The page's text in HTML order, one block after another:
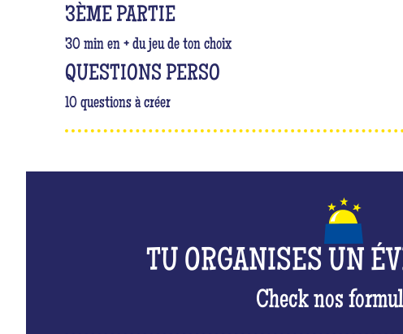
3ÈME PARTIE
30 min en + du jeu de ton choix
QUESTIONS PERSO
10 questions à créer
TU ORGANISES UN
Check nos